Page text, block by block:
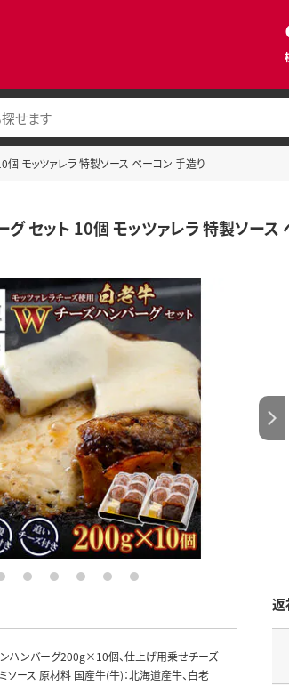
モッツァレラ 特製ソース ベーコン 手造り
セット 10個 モッツァレラ 特製ソース
2 3 4 5 6 7
ハンバーグ200g×10個、仕上げ用乗せチーズ
ソース 原材料 国産牛(牛)：北海道産牛、白老
返